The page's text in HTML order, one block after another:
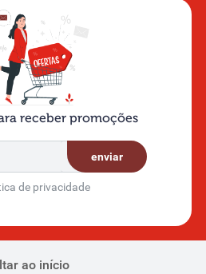
receber promoções
enviar
de privacidade
ao início